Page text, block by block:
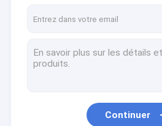
Continuer